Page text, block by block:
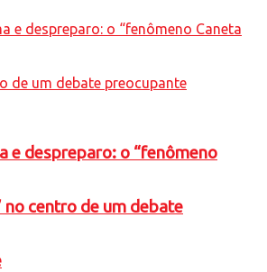
e despreparo: o “fenômeno
no centro de um debate